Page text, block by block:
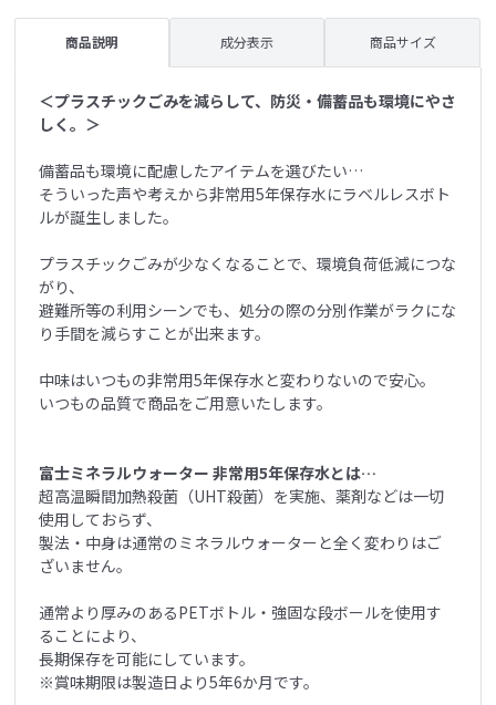
ok
商品説明 成分表示 商品サイズ
＜プラスチックごみを減らして、防災・備蓄品も環境にやさ
しく。＞
備蓄品も環境に配慮したアイテムを選びたい…
そういった声や考えから非常用5年保存水にラベルレスボト
ルが誕生しました。
プラスチックごみが少なくなることで、環境負荷低減につな
がり、
避難所等の利用シーンでも、処分の際の分別作業がラクにな
り手間を減らすことが出来ます。
中味はいつもの非常用5年保存水と変わりないので安心。
いつもの品質で商品をご用意いたします。
富士ミネラルウォーター 非常用5年保存水とは…
超高温瞬間加熱殺菌（UHT殺菌）を実施、薬剤などは一切
使用しておらず、
製法・中身は通常のミネラルウォーターと全く変わりはご
ざいません。
通常より厚みのあるPETボトル・強固な段ボールを使用す
ることにより、
長期保存を可能にしています。
※賞味期限は製造日より5年6か月です。